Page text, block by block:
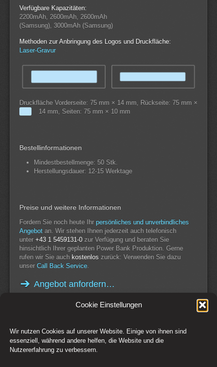
Cookie Einstellungen
Wir nutzen Cookies auf unserer Website. Einige von ihnen sind
essenziell, während andere helfen, die Website und die
Nutzererfahrung zu verbessern.
Verfügbare Kapazitäten:
2200mAh, 2600mAh, 2600mAh
(Samsung), 3000mAh (Samsung)
Methoden zur Anbringung des Logos und Druckfläche:
Laser-Gravur
Druckfläche Vorderseite: 75 mm × 14 mm, Rückseite: 75 mm ×
14 mm, Seiten: 75 mm × 10 mm
Bestellinformationen
Mindestbestellmenge: 50 Stk.
Herstellungsdauer: 12-15 Werktage
Preise und weitere Informationen
Fordern Sie noch heute Ihr persönliches und unverbindliches
Angebot an. Wir stehen Ihnen jederzeit auch telefonisch
unter +43 1 5459131-0 zur Verfügung und beraten Sie
hinsichtlich Ihrer geplanten Power Bank Produktion. Gerne
rufen wir Sie auch kostenlos zurück: Verwenden Sie dazu
unser Call Back Service.
Angebot anfordern…
Switch to Desktop Version